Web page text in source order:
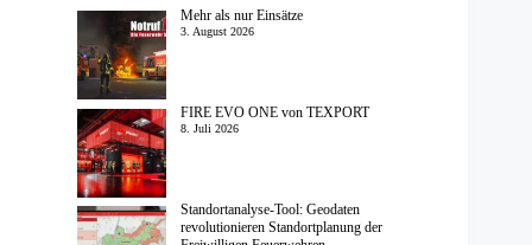
Mehr als nur Einsätze
3. August 2026
FIRE EVO ONE von TEXPORT
8. Juli 2026
Standortanalyse-Tool: Geodaten
revolutionieren Standortplanung der